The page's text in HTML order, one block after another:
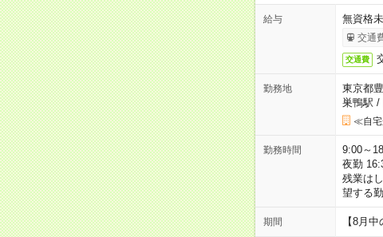
給与 無資格
交通
交通費
勤務地
東京都
巣鴨駅 /
≪自宅
勤務時間
9:00～
夜勤
残業は
望する
期間 【8月